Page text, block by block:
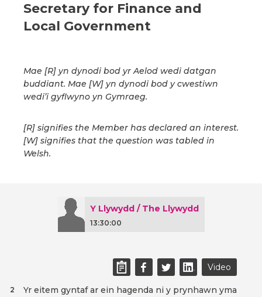
Secretary for Finance and
Local Government
Mae [R] yn dynodi bod yr Aelod wedi datgan
buddiant. Mae [W] yn dynodi bod y cwestiwn
wedi’i gyflwyno yn Gymraeg.
[R] signifies the Member has declared an interest.
[W] signifies that the question was tabled in
Welsh.
Y Llywydd / The Llywydd
13:30:00
Video
Yr eitem gyntaf ar ein hagenda ni y prynhawn yma
2